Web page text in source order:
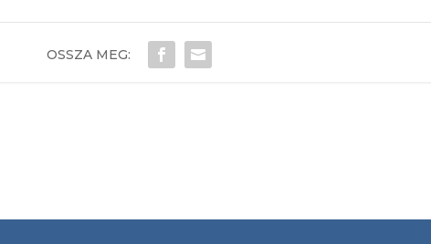
OSSZA MEG: